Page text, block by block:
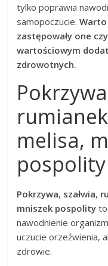
tylko poprawia
samopoczucie.
zastępowały one
wartościowym
zdrowotnych.
melisa,
pospolity
Pokrzywa, szałwia,
mniszek pospolity
nawodnienie
uczucie orzeźwienia,
zdrowie.